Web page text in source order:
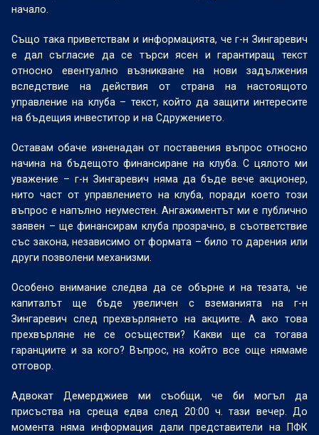
начало.
Също така приветствам и информацията, че г-н Зингаревич
е дал съгласие да се търси ясен и гарантиращ текст
относно евентуално възникване на нови задължения
вследствие на действия от страна на настоящото
управление на клуба – текст, който да защити интересите
на бъдещия инвеститор и на Сдружението.
Оставам обаче изненадан от поставения въпрос относно
начина на бъдещото финансиране на клуба. С цялото ми
уважение – г-н Зингаревич няма да бъде вече акционер,
нито част от управлението на клуба, поради което този
въпрос е напълно неуместен. Ангажиментът ми е публично
заявен – ще финансирам клуба прозрачно, в съответствие
със закона, независимо от формата – било то дарения или
други позволени механизми.
Особено внимание следва да се обърне и на тезата, че
капиталът ще бъде увеличен с вземанията на г-н
Зингаревич след прехвърлянето на акциите. А ако това
прехвърляне не се осъществи? Какви ще са тогава
гаранциите и за кого? Въпрос, на който все още нямаме
отговор.
Адвокат Демерджиев ми съобщи, че би могъл да
присъства на среща едва след 20:00 ч. тази вечер. До
момента няма информация дали представители на ПФК